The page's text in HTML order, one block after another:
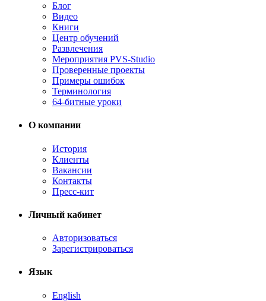
Блог
Видео
Книги
Центр обучений
Развлечения
Мероприятия PVS-Studio
Проверенные проекты
Примеры ошибок
Терминология
64-битные уроки
О компании
История
Клиенты
Вакансии
Контакты
Пресс-кит
Личный кабинет
Авторизоваться
Зарегистрироваться
Язык
English